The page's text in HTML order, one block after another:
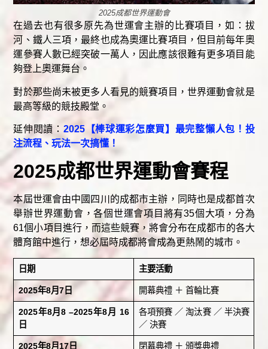
2025成都世界運動會
在過去也有很多原先為世運會主辦的比賽項目，如：拔
河、鐵人三項，最終也成為奧運比賽項目，但目前每年奧
運參賽人數已經突破一萬人，因此應該很難有更多項目能
夠登上奧運舞台。
對於那些尚未被更多人看見的競賽項目，世界運動會就是
最高等級的競技殿堂。
延伸閱讀： 2025【棒球運彩怎麼買】最完整懶人包！投
注流程、玩法一次搞懂！
2025成都世界運動會賽程
本屆世運會由中國四川的成都市主辦，同時也是成都首次
舉辦世界運動會，各個世運會項目將有35個大項，分為
61個小項目進行，而這些競賽，將會分布在成都市的各大
體育館中進行，想必屆時成都將會成為更熱鬧的城市。
日期 主要活動
2025年8月7日 開幕典禮 ＋ 首輪比賽
2025年8月8 –2025年8月 16
日
各項預賽 ／ 淘汰賽 ／ 半決賽
／ 決賽
2025年8月17日 閉幕典禮 ＋ 頒獎典禮